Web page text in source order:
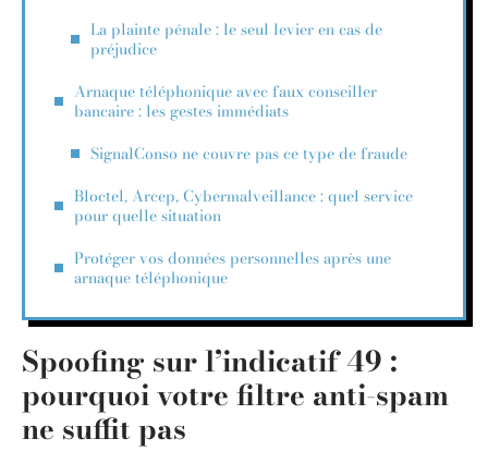
La plainte pénale : le seul levier en cas de
préjudice
Arnaque téléphonique avec faux conseiller
bancaire : les gestes immédiats
SignalConso ne couvre pas ce type de fraude
Bloctel, Arcep, Cybermalveillance : quel service
pour quelle situation
Protéger vos données personnelles après une
arnaque téléphonique
Spoofing sur l’indicatif 49 :
pourquoi votre filtre anti-spam
ne suffit pas